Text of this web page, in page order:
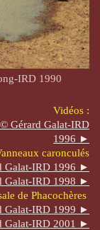
IRD 1990
Vidéos :
© Gérard Galat-IRD
1996 ►
caronculés
Galat-IRD 1996 ►
Galat-IRD 1998 ►
de Phacochères
Galat-IRD 1999 ►
Galat-IRD 2001 ►